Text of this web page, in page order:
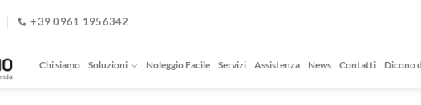
+39 0961 1956342
Chi siamo Soluzioni Noleggio Facile Servizi Assistenza News Contatti Dicono